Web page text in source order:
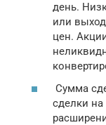
день.
или
цен.
Сумма
сделки